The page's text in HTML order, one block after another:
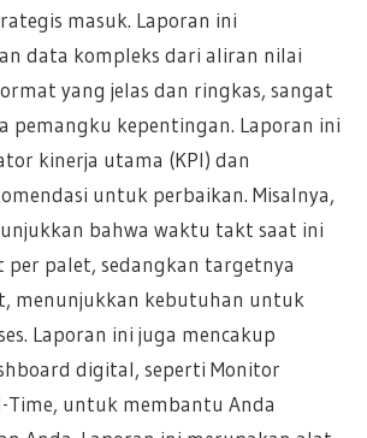
masuk. Laporan ini
data kompleks dari aliran nilai
yang jelas dan ringkas, sangat
pemangku kepentingan. Laporan ini
kinerja utama (KPI) dan
untuk perbaikan. Misalnya,
bahwa waktu takt saat ini
per palet, sedangkan targetnya
menunjukkan kebutuhan untuk
Laporan ini juga mencakup
digital, seperti Monitor
Time, untuk membantu Anda